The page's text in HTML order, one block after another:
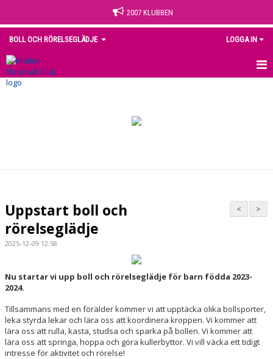
2007 KLUBBEN
BOLL OCH RÖRELSEGLÄDJE LOGGA IN
HEM
BILDGALLERI
DOKUMENT
KONTAKT
>
<
Uppstart boll och
rörelseglädje
2025-12-09 12:58
Nu startar vi upp boll och rörelseglädje för barn födda 2023-
2024.
Tillsammans med en förälder kommer vi att upptäcka olika bollsporter,
leka styrda lekar och lära oss att koordinera kroppen. Vi kommer att
lära oss att rulla, kasta, studsa och sparka på bollen. Vi kommer att
lära oss att springa, hoppa och göra kullerbyttor. Vi vill väcka ett tidigt
intresse för aktivitet och rörelse!